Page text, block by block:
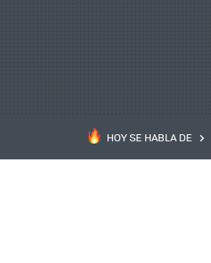
HOY SE HABLA DE